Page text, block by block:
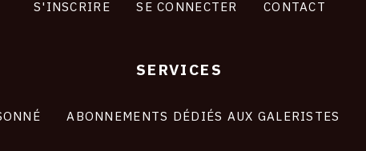
S'INSCRIRE SE CONNECTER CONTACT
SERVICES
ABONNEMENTS DÉDIÉS AUX GALERISTES